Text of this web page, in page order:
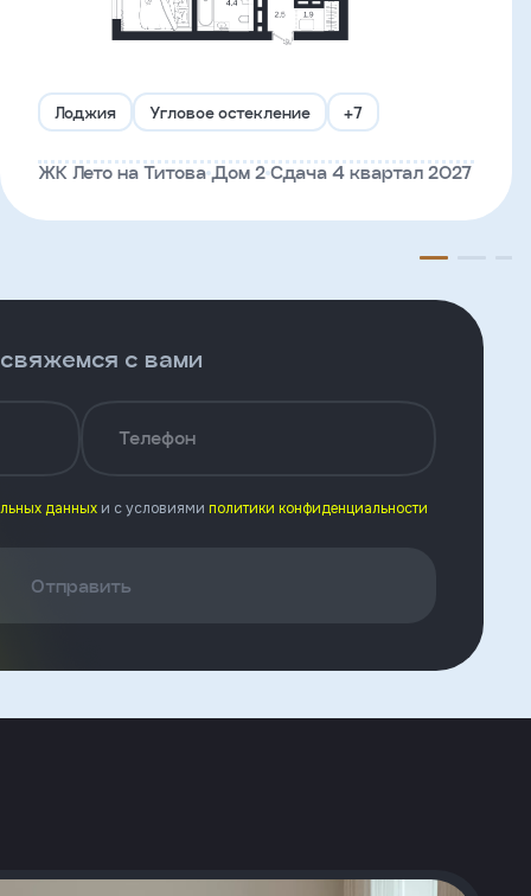
Лоджия Угловое остекление +7
ЖК Лето на Титова Дом 2 Сдача 4 квартал 2027
с вами
Телефон
данных и с условиями политики конфиденциальности
Отправить